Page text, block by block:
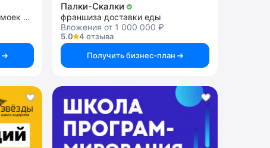
франшиза сети теплых автомоек самообслуживания
Палки-Скалки
франшиза доставки еды
Вложения от 1 000 000 ₽
5.0
4 отзыва
Получить бизнес-план